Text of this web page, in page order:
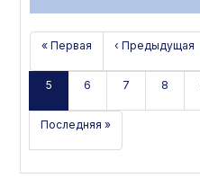
« Первая ‹ Предыдущая
5 6 7 8
Последняя »